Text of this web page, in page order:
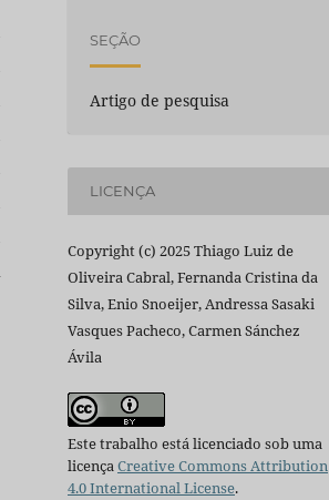
SEÇÃO
Artigo de pesquisa
LICENÇA
Copyright (c) 2025 Thiago Luiz de
Oliveira Cabral, Fernanda Cristina da
Silva, Enio Snoeijer, Andressa Sasaki
Vasques Pacheco, Carmen Sánchez
Ávila
Este trabalho está licenciado sob uma
licençaCreative Commons Attribution
4.0 International License.